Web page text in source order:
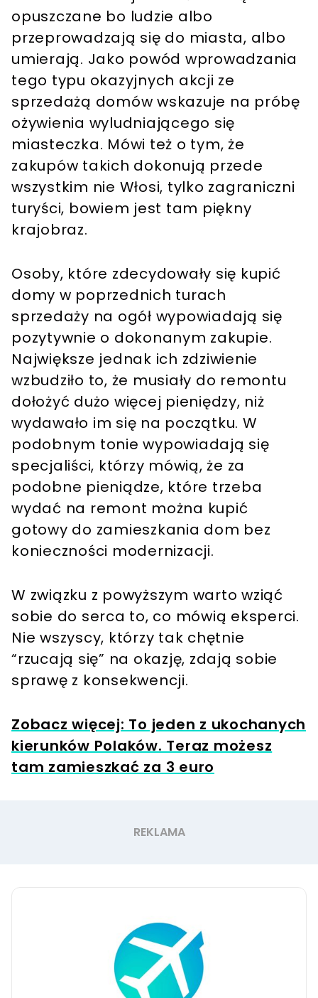
opuszczane bo ludzie albo
przeprowadzają się do miasta, albo
umierają. Jako powód wprowadzania
tego typu okazyjnych akcji ze
sprzedażą domów wskazuje na próbę
ożywienia wyludniającego się
miasteczka. Mówi też o tym, że
zakupów takich dokonują przede
wszystkim nie Włosi, tylko zagraniczni
turyści, bowiem jest tam piękny
krajobraz.
Osoby, które zdecydowały się kupić
domy w poprzednich turach
sprzedaży na ogół wypowiadają się
pozytywnie o dokonanym zakupie.
Największe jednak ich zdziwienie
wzbudziło to, że musiały do remontu
dołożyć dużo więcej pieniędzy, niż
wydawało im się na początku. W
podobnym tonie wypowiadają się
specjaliści, którzy mówią, że za
podobne pieniądze, które trzeba
wydać na remont można kupić
gotowy do zamieszkania dom bez
konieczności modernizacji.
W związku z powyższym warto wziąć
sobie do serca to, co mówią eksperci.
Nie wszyscy, którzy tak chętnie
“rzucają się” na okazję, zdają sobie
sprawę z konsekwencji.
Zobacz więcej: To jeden z ukochanych
kierunków Polaków. Teraz możesz
tam zamieszkać za 3 euro